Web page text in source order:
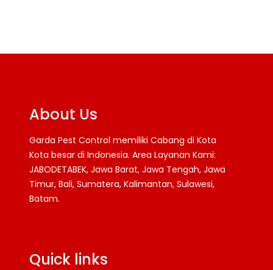
About Us
Garda Pest Control memiliki Cabang di Kota
Kota besar di Indonesia. Area Layanan Kami:
JABODETABEK, Jawa Barat, Jawa Tengah, Jawa
Timur, Bali, Sumatera, Kalimantan, Sulawesi,
Batam.
Quick links